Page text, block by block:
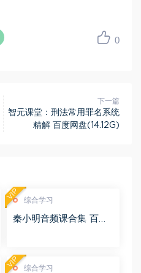
0
下一篇
智元课堂：刑法常用罪名系统
精解 百度网盘(14.12G)
综合学习
秦小明音频课合集 百度
VIP
综合学习
VIP